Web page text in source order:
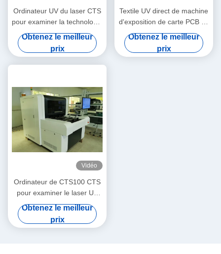
Ordinateur UV du laser CTS
pour examiner la technologie
de DLP de DMD
Obtenez le meilleur
prix
Textile UV direct de machine
d'exposition de carte PCB du
laser ISO9001
Obtenez le meilleur
prix
Vidéo
Ordinateur de CTS100 CTS
pour examiner le laser UV
400nm-410nm
Obtenez le meilleur
prix